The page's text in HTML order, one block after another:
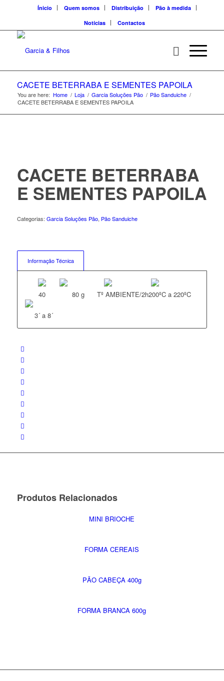
Ínicio Quem somos Distribuição
Pão à medida
Notícias
Contactos
CACETE BETERRABA E SEMENTES PAPOILA
You are here: Home / Loja / Garcia Soluções Pão / Pão Sanduiche /
CACETE BETERRABA E SEMENTES PAPOILA
CACETE BETERRABA
E SEMENTES PAPOILA
Categorias: Garcia Soluções Pão, Pão Sanduiche
Informação Técnica
40 80 g Tº AMBIENTE/2h200ºC a 220ºC
3´ a 8´
Produtos Relacionados
MINI BRIOCHE
FORMA CEREAIS
PÃO CABEÇA 400g
FORMA BRANCA 600g